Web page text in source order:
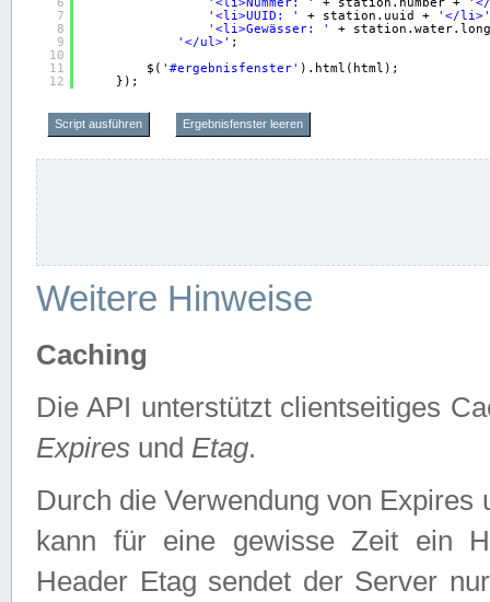
7
8
9
10
11
12
'<li>UUID: '
+ station.uuid +
'</li>'
'<li>Gewässer: '
+
'</ul>' ;
$( '#ergebnisfenster' ).html(html);
});
Script ausführen Ergebnisfenster leeren
Weitere Hinweise
Caching
Die API unterstützt clientseitiges
Expires und Etag.
Durch die Verwendung von
kann für eine gewisse Zeit ein
Header Etag sendet der Server